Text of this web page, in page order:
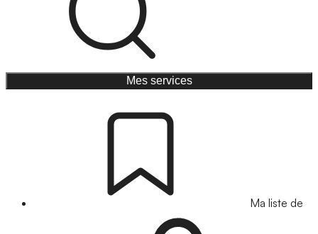
Mes services
Ma liste de